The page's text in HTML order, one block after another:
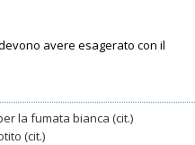
avere esagerato con il
la fumata bianca (cit.)
(cit.)